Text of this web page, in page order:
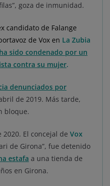
goza de inmunidad.
candidato de Falange
de Vox en La Zubia
ha sido condenado por un
contra su mujer.
denunciados por
de 2019. Más tarde,
bloque.
2020. El concejal de Vox
de Girona”, fue detenido
estafa a una tienda de
en Girona.